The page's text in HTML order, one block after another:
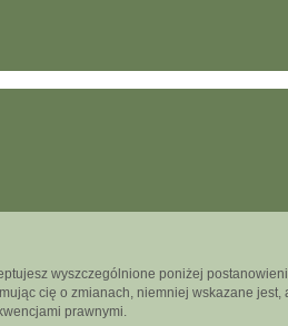
wyszczególnione poniżej
cię o zmianach, niemniej wskazane
prawnymi.